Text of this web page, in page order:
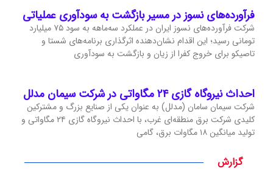
فرآورده‌های نسوز در مسیر بازگشت به سودآوری عملیاتی
شرکت فرآورده‌های نسوز ایران در عملکرد سه‌ماهه به سود ۷۵ میلیارد
تومانی رسید؛ این اقدام نشان‌دهنده اثرگذاری برنامه‌های شستا و
تاصیکو برای خروج کفرا از زیان و بازگشت به سودآوری
احداث نیروگاه گازی ۲۴ مگاواتی در شرکت سیمان مدلل
شرکت سیمان سامان (مدلل) به عنوان یکی از صنایع بزرگ و مشترکین
کلیدی شرکت برق منطقه‌ای غرب، با احداث نیروگاه گازی ۲۴ مگاواتی و
تولید میانگین ۱۸ مگاوات برق، گامی
گزارش